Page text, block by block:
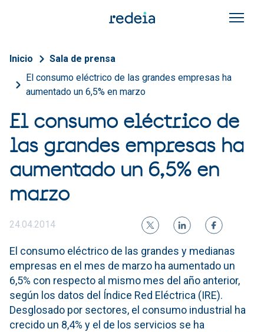
Sobrescribir enlaces de
Inicio
Sala de prensa
El consumo eléctrico de las grandes empresas ha
aumentado un 6,5% en marzo
El consumo eléctrico de
las grandes empresas ha
aumentado un 6,5% en
marzo
24.04.2014
El consumo eléctrico de las grandes y medianas
empresas en el mes de marzo ha aumentado un
6,5% con respecto al mismo mes del año anterior,
según los datos del Índice Red Eléctrica (IRE).
Desglosado por sectores, el consumo industrial ha
crecido un 8,4% y el de los servicios se ha